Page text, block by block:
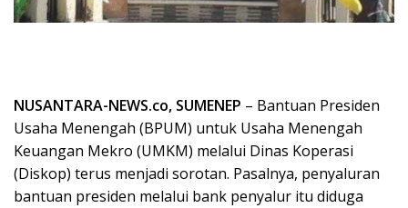
NUSANTARA-NEWS.co, SUMENEP – Bantuan Presiden
Usaha Menengah (BPUM) untuk Usaha Menengah
Keuangan Mekro (UMKM) melalui Dinas Koperasi
(Diskop) terus menjadi sorotan. Pasalnya, penyaluran
bantuan presiden melalui bank penyalur itu diduga